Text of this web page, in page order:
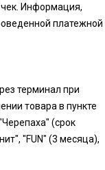
Информация,
платежной
терминал при
товара в пункте
(срок
"FUN" (3 месяца),